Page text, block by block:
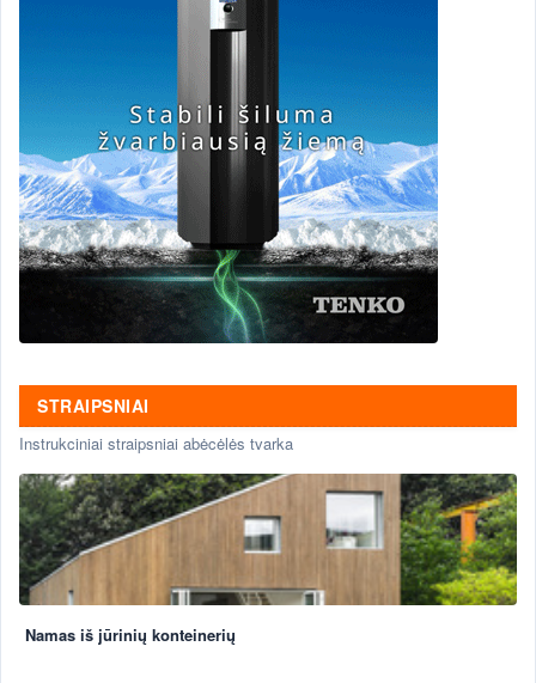
STRAIPSNIAI
Instrukciniai straipsniai abėcėlės tvarka
Namas iš jūrinių konteinerių